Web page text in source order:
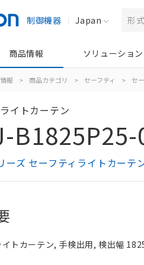
制御機器 Japan
商品情報 ソリューション
報 > 商品カテゴリ > セーフティ > セ
イトカーテン
B1825P25-
ーズ セーフティライトカーテ
イトカーテン, 手検出用, 検出幅